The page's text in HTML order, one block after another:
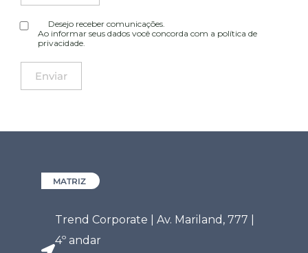
Desejo receber comunicações.
Ao informar seus dados você concorda com a política de
privacidade
MATRIZ
Trend Corporate | Av. Mariland, 777 |
4º andar